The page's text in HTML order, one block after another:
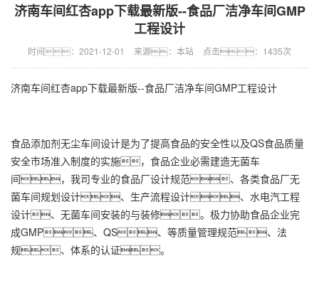
济南车间红杏app下载最新版--食品厂洁净车间GMP
工程设计
时间：2021-12-01 来源：本站 点击：1435次
济南车间红杏app下载最新版--食品厂洁净车间GMP工程设计
食品添加剂无尘车间设计是为了提高食品的安全性以及QS食品质量
安全市场准入制度的实施，食品企业必需建造无菌车
间，我司专业的食品厂设计规范、各类食品厂无
菌车间规划设计、生产流程设计、水电汽工程
设计、无菌车间安装的与装修。极力协助食品企业完
成GMP、QS、等质量管理规范、法
规、体系的认证。